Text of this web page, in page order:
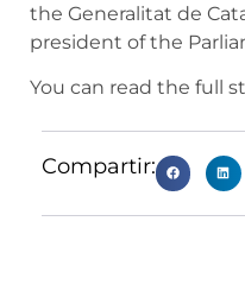
the Generalitat de
president of the
You can read the full
Compartir: